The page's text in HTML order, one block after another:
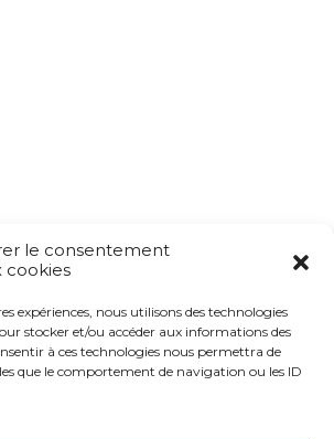
le consentement
cookies
expériences, nous utilisons des technologies
stocker et/ou accéder aux informations des
à ces technologies nous permettra de
que le comportement de navigation ou les ID